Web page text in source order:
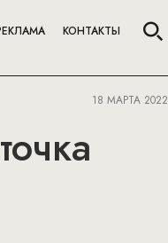
КОНТАКТЫ
18 МАРТА 2022